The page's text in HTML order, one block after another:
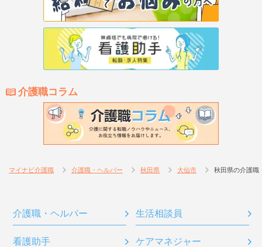
介護職コラム
マイナビ介護職 介護職・ヘルパー 秋田県 大仙市 秋田県の介護職
介護職・ヘルパー 生活相談員
看護助手 ケアマネジャー